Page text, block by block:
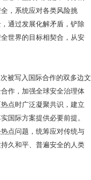
，系统应对各类风险挑
通过发展化解矛盾，铲除
世界的目标相契合，从安
被写入国际合作的双多边文
作，加强全球安全治理体
点时广泛凝聚共识，建立
国际方案提供必要前提。
点问题，统筹应对传统与
久和平、普遍安全的人类